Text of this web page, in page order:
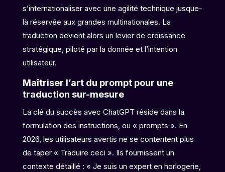
s’internationaliser avec une agilité technique jusque-
là réservée aux grandes multinationales. La
traduction devient alors un levier de croissance
stratégique, piloté par la donnée et l’intention
utilisateur.
Maîtriser l’art du prompt pour une
traduction sur-mesure
La clé du succès avec ChatGPT réside dans la
formulation des instructions, ou « prompts ». En
2026, les utilisateurs avertis ne se contentent plus
de taper « Traduire ceci ». Ils fournissent un
contexte détaillé : « Je suis un expert en horlogerie,